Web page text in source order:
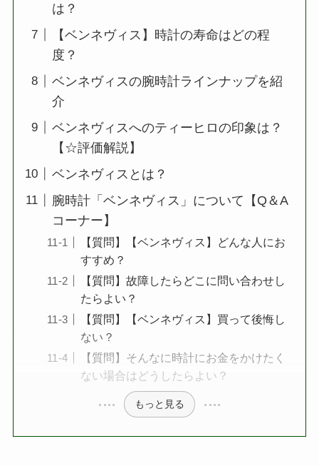
は？
【ベンネヴィス】時計の寿命はどの程
度？
ベンネヴィスの腕時計ラインナップを紹
介
ベンネヴィスへのティーヒロの印象は？
【☆評価解説】
ベンネヴィスとは？
腕時計「ベンネヴィス」について【Q＆A
コーナー】
【質問】【ベンネヴィス】どんな人にお
すすめ？
【質問】故障したらどこに問い合わせし
たらよい？
【質問】【ベンネヴィス】買って後悔し
ない？
【質問】そんなに時計にお金をかけたく
ない場合はどうしたらよい？
もっと見る